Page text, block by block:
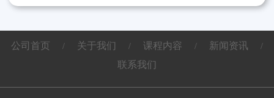
公司首页 / 关于我们 / 课程内容 / 新闻资讯 /
联系我们